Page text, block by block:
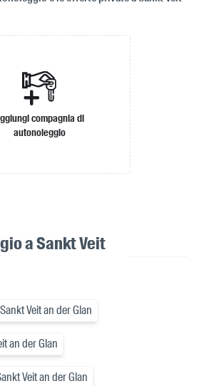
compagnia di
autonoleggio
a Sankt Veit
Veit an der Glan
an der Glan
Veit an der Glan